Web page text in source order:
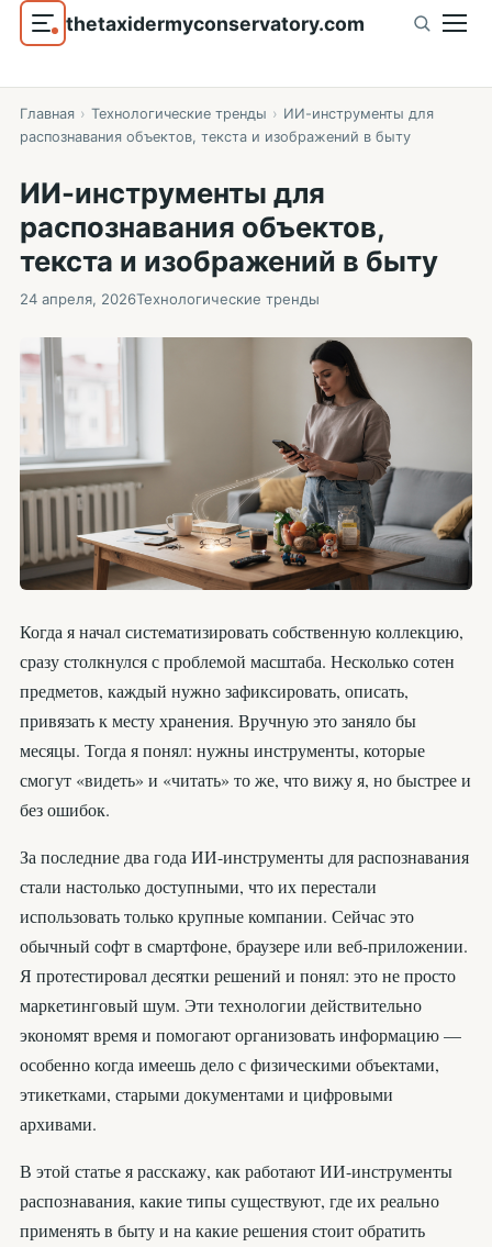
thetaxidermyconservatory.com
Главная › Технологические тренды › ИИ-инструменты для
распознавания объектов, текста и изображений в быту
ИИ-инструменты для
распознавания объектов,
текста и изображений в быту
24 апреля, 2026Технологические тренды
Когда я начал систематизировать собственную коллекцию,
сразу столкнулся с проблемой масштаба. Несколько сотен
предметов, каждый нужно зафиксировать, описать,
привязать к месту хранения. Вручную это заняло бы
месяцы. Тогда я понял: нужны инструменты, которые
смогут «видеть» и «читать» то же, что вижу я, но быстрее и
без ошибок.
За последние два года ИИ-инструменты для распознавания
стали настолько доступными, что их перестали
использовать только крупные компании. Сейчас это
обычный софт в смартфоне, браузере или веб-приложении.
Я протестировал десятки решений и понял: это не просто
маркетинговый шум. Эти технологии действительно
экономят время и помогают организовать информацию —
особенно когда имеешь дело с физическими объектами,
этикетками, старыми документами и цифровыми
архивами.
В этой статье я расскажу, как работают ИИ-инструменты
распознавания, какие типы существуют, где их реально
применять в быту и на какие решения стоит обратить